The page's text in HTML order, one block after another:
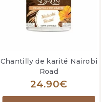
Chantilly de karité Nairobi
Road
24.90€